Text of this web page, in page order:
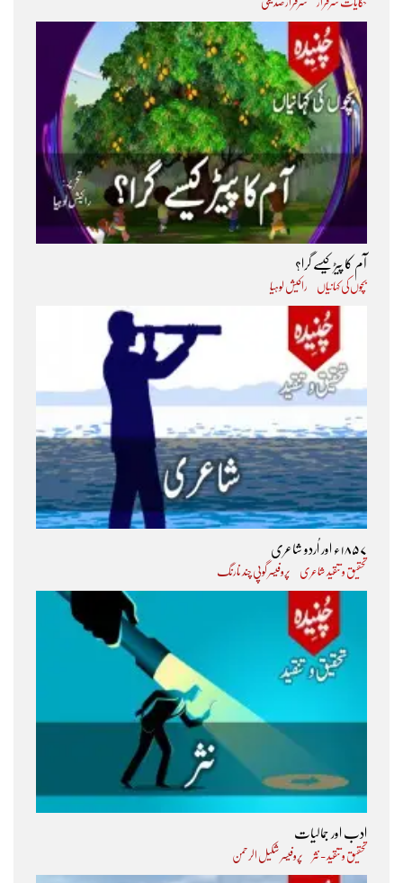
حکایات سرفراز سرفراز صدیقی
آم کا پیڑ کیسے گرا؟
بچوں کی کہانیاں راکیش لوہیا
۱۸۵۷ء اور اُردو شاعری
تحقیق و تنقید شاعری پروفیسر گوپی چند نارنگ
ادب اور جمالیات
تحقیق و تنقید - نثر پروفیسر شکیل الرحمن